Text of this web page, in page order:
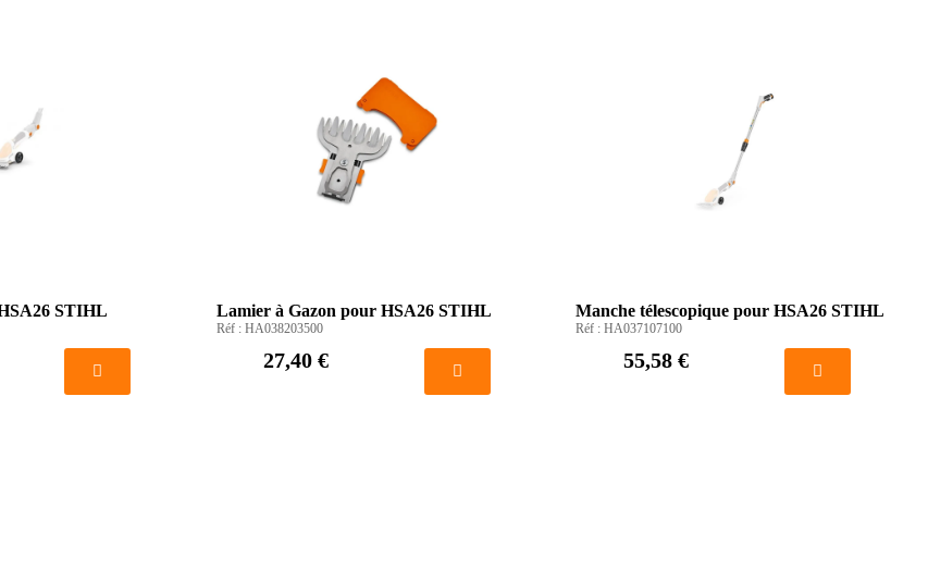
STIHL Lamier à Gazon pour HSA26 STIHL
Réf : HA038203500
27,40 €
Manche télescopique pour HSA26 STIHL
Réf :HA037107100
55,58 €